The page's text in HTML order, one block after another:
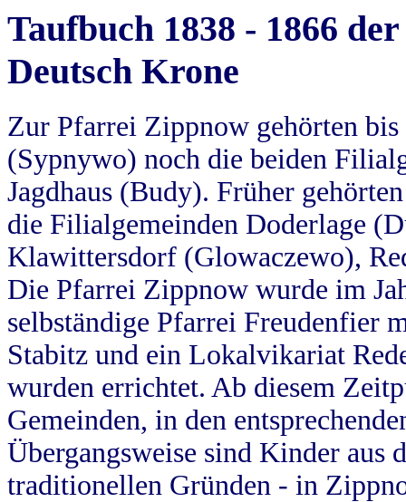
Taufbuch 1838 - 1866
Deutsch Krone
Zur Pfarrei Zippnow gehörten
(Sypnywo) noch die beiden
Jagdhaus (Budy). Früher
die Filialgemeinden Doderlage
Klawittersdorf (Glowaczewo),
Die Pfarrei Zippnow wurde im
selbständige Pfarrei Freudenfier
Stabitz und ein Lokalvikariat
wurden errichtet. Ab diesem
Gemeinden, in den
Übergangsweise sind Kinder aus
traditionellen Gründen - in